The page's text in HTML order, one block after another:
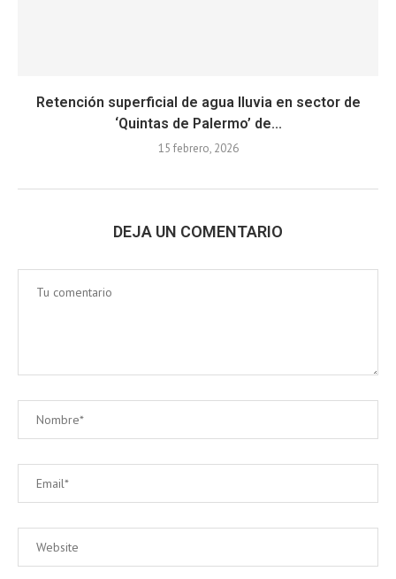
Retención superficial de agua lluvia en sector de
‘Quintas de Palermo’ de...
15 febrero, 2026
DEJA UN COMENTARIO